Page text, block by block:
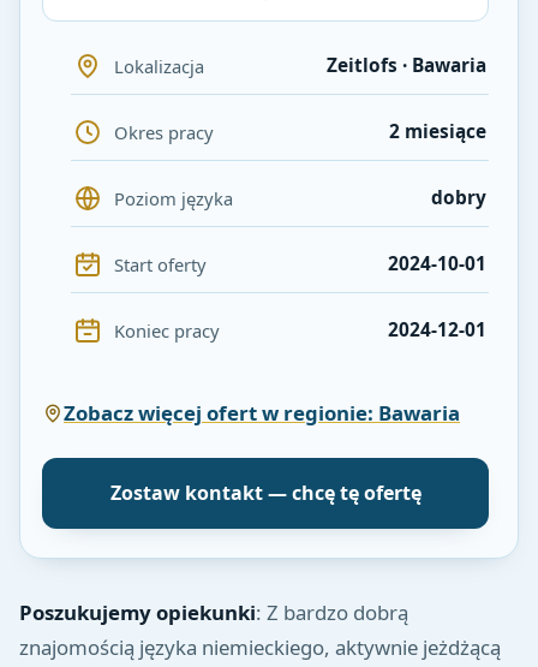
Lokalizacja Zeitlofs · Bawaria
Okres pracy 2 miesiące
Poziom języka dobry
Start oferty 2024-10-01
Koniec pracy 2024-12-01
Zobacz więcej ofert w regionie: Bawaria
Zostaw kontakt — chcę tę ofertę
Poszukujemy opiekunki: Z bardzo dobrą
znajomością języka niemieckiego, aktywnie jeżdżącą